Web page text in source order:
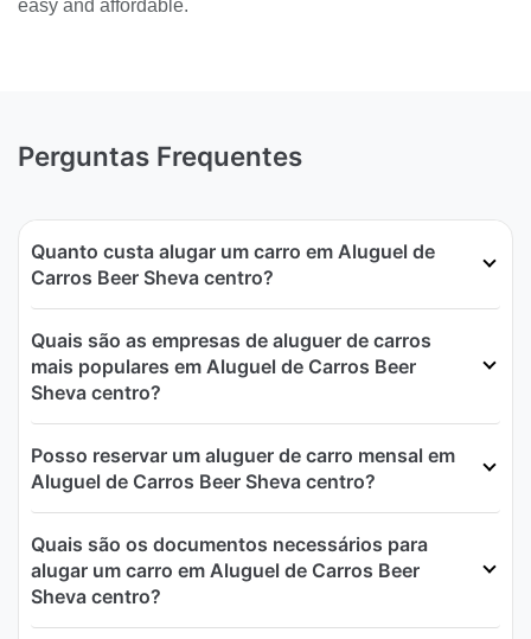
easy and affordable.
Perguntas Frequentes
Quanto custa alugar um carro em Aluguel de
Carros Beer Sheva centro?
Quais são as empresas de aluguer de carros
mais populares em Aluguel de Carros Beer
Sheva centro?
Posso reservar um aluguer de carro mensal em
Aluguel de Carros Beer Sheva centro?
Quais são os documentos necessários para
alugar um carro em Aluguel de Carros Beer
Sheva centro?